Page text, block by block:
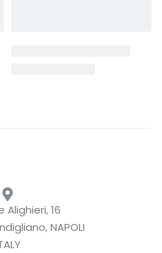
Alighieri, 16
NAPOLI